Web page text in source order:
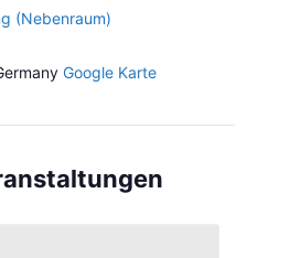
(Nebenraum)
Google Karte